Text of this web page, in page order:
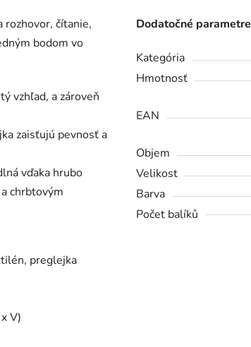
rozhovor, čítanie,
bodom vo
vzhľad, a zároveň
zaisťujú pevnosť a
vďaka hrubo
chrbtovým
preglejka
V)
Dodatočné parametre
Kategória
Hmotnosť
EAN
Objem
Velikost
Barva
Počet balíků